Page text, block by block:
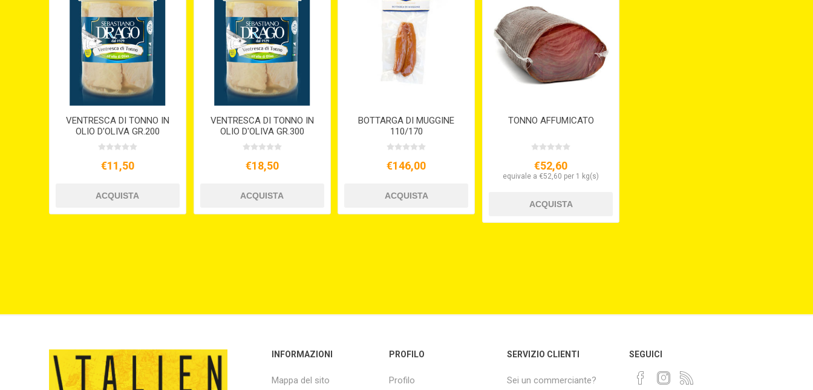
VENTRESCA DI TONNO IN
OLIO D'OLIVA GR.200
€11,50
VENTRESCA DI TONNO IN
OLIO D'OLIVA GR.300
€18,50
BOTTARGA DI MUGGINE
110/170
€146,00
TONNO AFFUMICATO
€52,60
equivale a €52,60 per 1 kg(s)
INFORMAZIONI
Mappa del sito
PROFILO
Profilo
SERVIZIO CLIENTI
Sei un commerciante?
SEGUICI